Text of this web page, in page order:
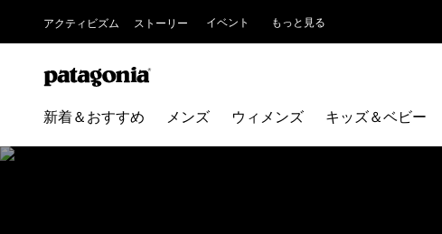
アクティビズム ストーリー イベント もっと見る
新着＆おすすめ メンズ ウィメンズ キッズ＆ベビー